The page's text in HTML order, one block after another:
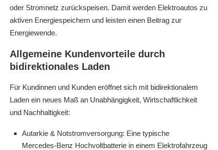
oder Stromnetz zurückspeisen. Damit werden Elektroautos zu
aktiven Energiespeichern und leisten einen Beitrag zur
Energiewende.
Allgemeine Kundenvorteile durch
bidirektionales Laden
Für Kundinnen und Kunden eröffnet sich mit bidirektionalem
Laden ein neues Maß an Unabhängigkeit, Wirtschaftlichkeit
und Nachhaltigkeit:
Autarkie & Notstromversorgung: Eine typische
Mercedes‑Benz Hochvoltbatterie in einem Elektrofahrzeug